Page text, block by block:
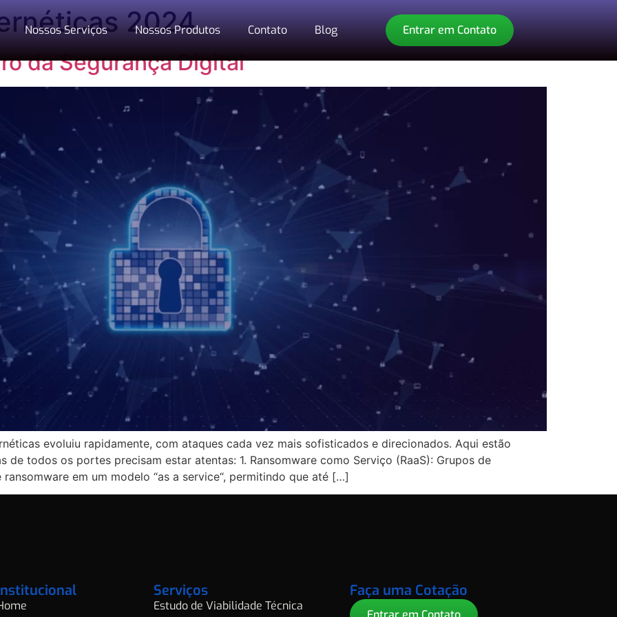
Nossos Serviços Nossos Produtos Contato Blog Entrar em Contato
2024
da Segurança Digital
evoluiu rapidamente, com ataques cada vez mais sofisticados e direcionados. Aqui estão
de todos os portes precisam estar atentas: 1. Ransomware como Serviço (RaaS): Grupos de
em um modelo “as a service“, permitindo que até […]
Serviços
Estudo de Viabilidade Técnica
Faça uma Cotação